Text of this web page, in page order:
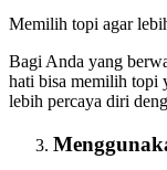
Memilih topi agar
Bagi Anda yang
hati bisa memilih topi
lebih percaya diri